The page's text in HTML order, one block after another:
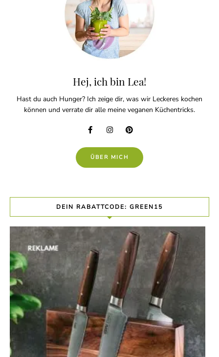
Hej, ich bin Lea!
Hast du auch Hunger? Ich zeige dir, was wir Leckeres kochen
können und verrate dir alle meine veganen Küchentricks.
ÜBER MICH
DEIN RABATTCODE: GREEN15